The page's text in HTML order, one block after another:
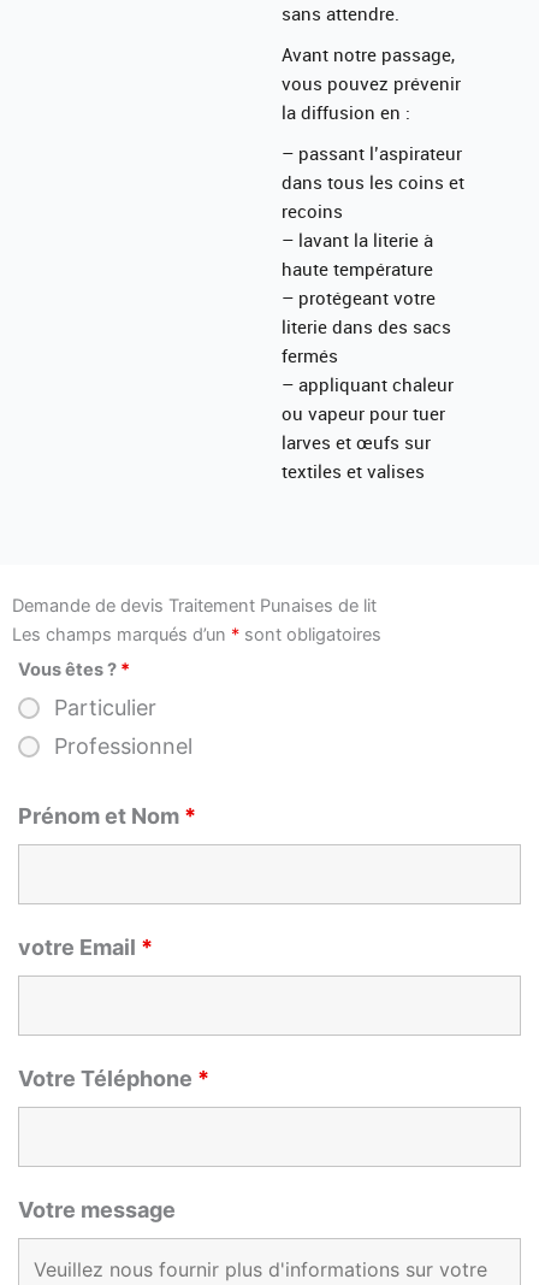
sans attendre.
Avant notre passage,
vous pouvez prévenir
la diffusion en :
– passant l’aspirateur
dans tous les coins et
recoins
– lavant la literie à
haute température
– protégeant votre
literie dans des sacs
fermés
– appliquant chaleur
ou vapeur pour tuer
larves et œufs sur
textiles et valises
Demande de devis Traitement Punaises de lit
Les champs marqués d’un * sont obligatoires
Vous êtes ? *
Particulier
Professionnel
Prénom et Nom *
votre Email *
Votre Téléphone *
Votre message